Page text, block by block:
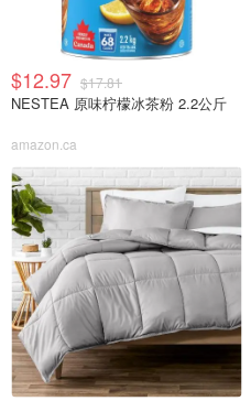
$12.97 $17.81
NESTEA 原味柠檬冰茶粉 2.2公斤
amazon.ca